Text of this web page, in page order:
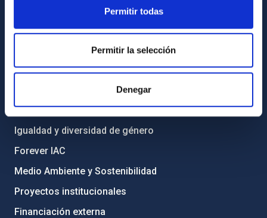
Permitir todas
Permitir la selección
Denegar
Legislación
Código ético y política antifraude
Igualdad y diversidad de género
Forever IAC
Medio Ambiente y Sostenibilidad
Proyectos institucionales
Financiación externa